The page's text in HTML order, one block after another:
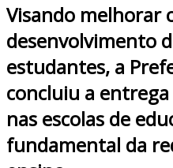
Visando melhorar
desenvolvimento
estudantes, a
concluiu a
nas escolas de
fundamental da